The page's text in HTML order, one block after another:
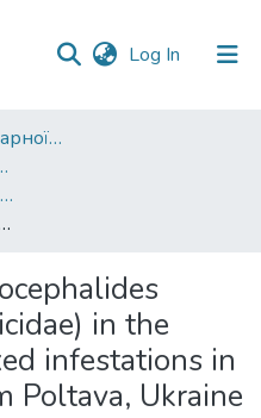
Log In (current)
Факультет ветеринарної медицини
експертизи
Друковані видання. Кафедра паразитології та ветеринарно-санітарної експертизи
of mixed infestations in domestic dogs from Poltava, Ukraine
in the
infestations in
Poltava, Ukraine